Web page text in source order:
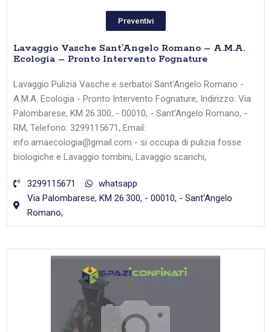
Preventivi
Lavaggio Vasche Sant’Angelo Romano – A.M.A.
Ecologia – Pronto Intervento Fognature
Lavaggio Pulizia Vasche e serbatoi Sant'Angelo Romano -
A.M.A. Ecologia - Pronto Intervento Fognature, Indirizzo: Via
Palombarese, KM 26.300, - 00010, - Sant'Angelo Romano, -
RM, Telefono: 3299115671, Email:
info.amaecologia@gmail.com - si occupa di pulizia fosse
biologiche e Lavaggio tombini, Lavaggio scarichi,
3299115671
whatsapp
Via Palombarese, KM 26.300, - 00010, - Sant'Angelo
Romano,